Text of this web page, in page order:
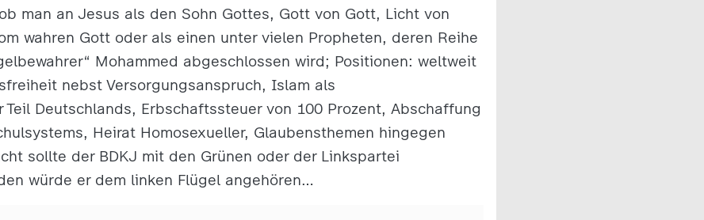
man an Jesus als den Sohn Gottes, Gott von Gott, Licht von
wahren Gott oder als einen unter vielen Propheten, deren Reihe
Mohammed abgeschlossen wird; Positionen: weltweit
nebst Versorgungsanspruch, Islam als
Deutschlands, Erbschaftssteuer von 100 Prozent, Abschaffung
Heirat Homosexueller, Glaubensthemen hingegen
sollte der BDKJ mit den Grünen oder der Linkspartei
würde er dem linken Flügel angehören…